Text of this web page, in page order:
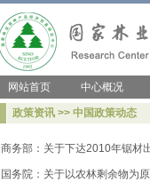
网站首页 中心概况
政策资讯 >> 中国政策动态
商务部：关于下达2010年锯材
国务院：关于以农林剩余物为